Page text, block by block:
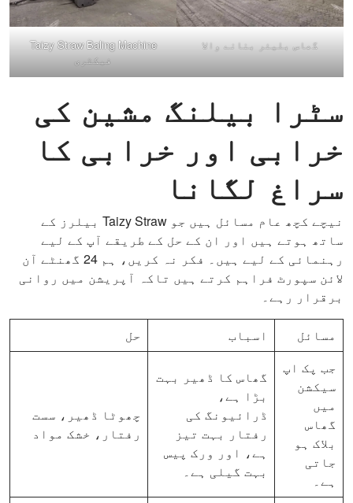
گھاس بلیئر بنانے والا
Taizy Straw Baling Machine
فیکٹری
سٹرا بیلنگ مشین کی
خرابی اور خرابی کا
سراغ لگانا
نیچے کچھ عام مسائل ہیں جو Taizy Straw بیلرز کے
ساتھ ہوتے ہیں اور ان کے حل کے طریقے آپ کے لیے
رہنمائی کے لیے ہیں۔ فکر نہ کریں، ہم 24 گھنٹے آن
لائن سپورٹ فراہم کرتے ہیں تاکہ آپریشن میں روانی
برقرار رہے۔
مسائل اسباب
حل
جب پک اپ
سیکشن
میں
گھاس
بلاک ہو
جاتی
ہے۔
گھاس کا ڈھیر بہت
بڑا ہے،
ڈرائیونگ کی
رفتار بہت تیز
ہے، اور ورک پیس
بہت گیلی ہے۔
چھوٹا ڈھیر، سست
رفتار، خشک مواد